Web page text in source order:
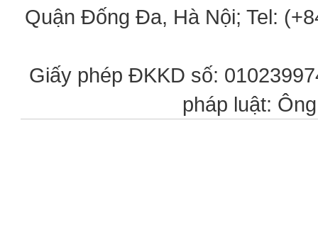
Quận Đống Đa, Hà Nội; Tel:
Giấy phép ĐKKD số:
pháp luật: